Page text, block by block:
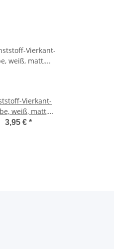
Vierkant-
weiß, matt,
Länge: 1mtr.
3,95 € *